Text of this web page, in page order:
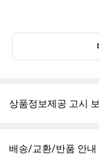
상품정보제공 고시
배송/교환/반품 안내